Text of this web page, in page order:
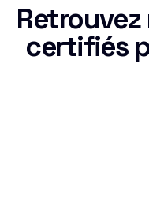
certifiés